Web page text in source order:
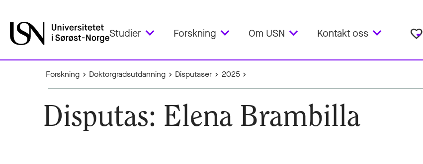
Studier Forskning Om USN Kontakt oss favorite_border
Forskning Doktorgradsutdanning Disputaser 2025
Disputas: Elena Brambilla